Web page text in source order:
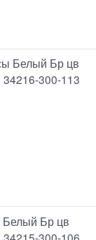
Белый Бр цв
300-113
Белый Бр цв